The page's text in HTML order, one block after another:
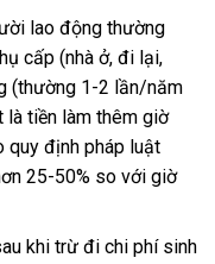
lao động thường
cấp (nhà ở, đi lại,
(thường 1-2 lần/năm
là tiền làm thêm giờ
quy định pháp luật
25-50% so với giờ
khi trừ đi chi phí sinh